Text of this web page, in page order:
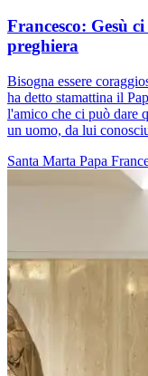
Francesco: Gesù
preghiera
Bisogna essere
ha detto stamattina il
l'amico che ci può dare
un uomo, da lui
Santa Marta Papa